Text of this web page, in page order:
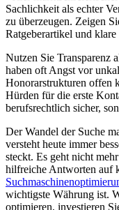
Sachlichkeit als echter
zu überzeugen. Zeigen
Ratgeberartikel und
Nutzen Sie Transparenz
haben oft Angst vor
Honorarstrukturen offen
Hürden für die erste
berufsrechtlich sicher,
Der Wandel der Suche
versteht heute immer
steckt. Es geht nicht
hilfreiche Antworten auf
wichtigste Währung ist.
optimieren, investieren